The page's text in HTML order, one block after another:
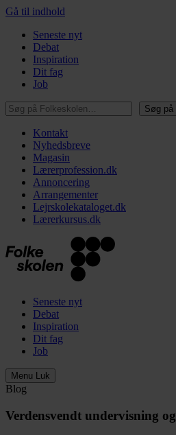
Gå til indhold
Seneste nyt
Debat
Inspiration
Dit fag
Job
Søg på Folkeskolen…
Søg
Kontakt
Nyhedsbreve
Magasin
Lærerprofession.dk
Annoncering
Arrangementer
Lejrskolekataloget.dk
Lærerkursus.dk
Seneste nyt
Debat
Inspiration
Dit fag
Job
Menu Luk
Blog
Verdensvendt undervisning